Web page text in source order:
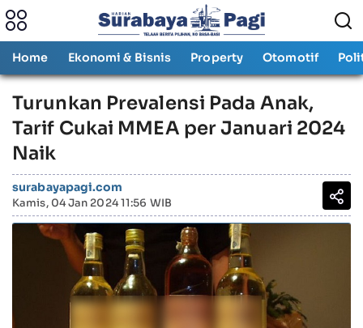
Home Ekonomi & Bisnis Property Otomotif
Turunkan Prevalensi Pada Anak,
Tarif Cukai MMEA per Januari 2024
Naik
surabayapagi.com
Kamis, 04 Jan 2024 11:56 WIB